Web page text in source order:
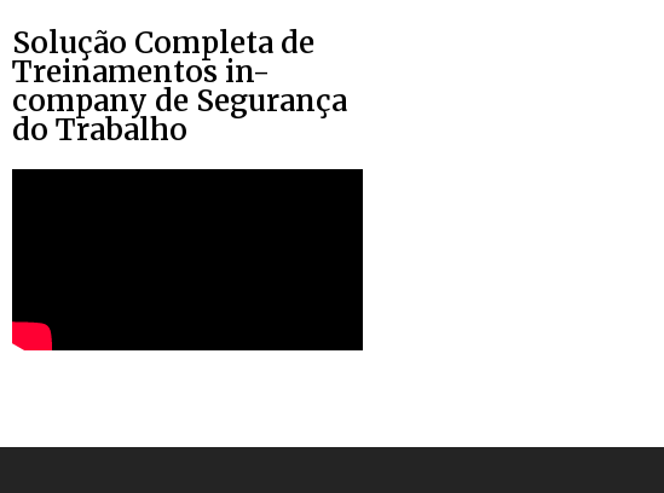
Solução Completa de
Treinamentos in-
company de Segurança
do Trabalho